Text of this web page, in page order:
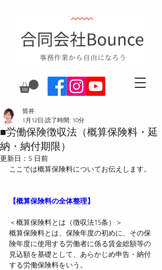
■労働保険徴収法（概算保険料・延
納・納付期限）
筒井
1月12日 読了時間: 10分
更新日： 5 日前
ここでは概算保険料についてお伝えします。
【概算保険料の全体整理】
＜概算保険料とは（徴収法15条）＞
概算保険料とは、保険年度の初めに、その保
険年度に使用する労働者に係る賃金総額等の
見込額を基礎として、あらかじめ申告・納付
する労働保険料をいう。